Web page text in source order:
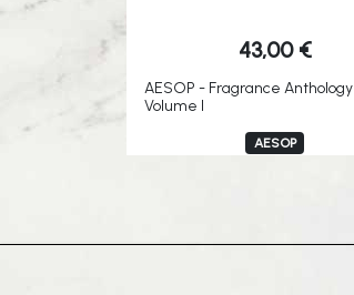
43,00 €
AESOP - Fragrance Anthology
Volume I
AESOP